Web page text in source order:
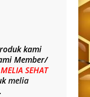
kami
Member/
SEHAT
melia
.